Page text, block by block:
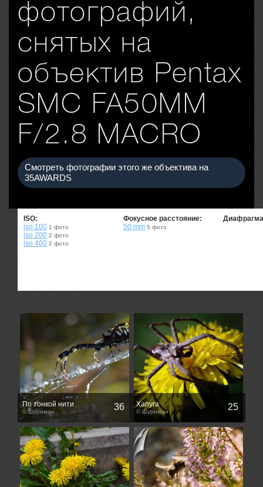
фотографий,
снятых на
объектив Pentax
SMC FA50MM
F/2.8 MACRO
Смотреть фотографии этого же объектива на
35AWARDS
ISO:
iso 100 1 фото
iso 200 2 фото
iso 400 2 фото
Фокусное расстояние:
50 mm 5 фото
По тонкой нити
© Шуриман 36 Хапуга
© Шуриман 25